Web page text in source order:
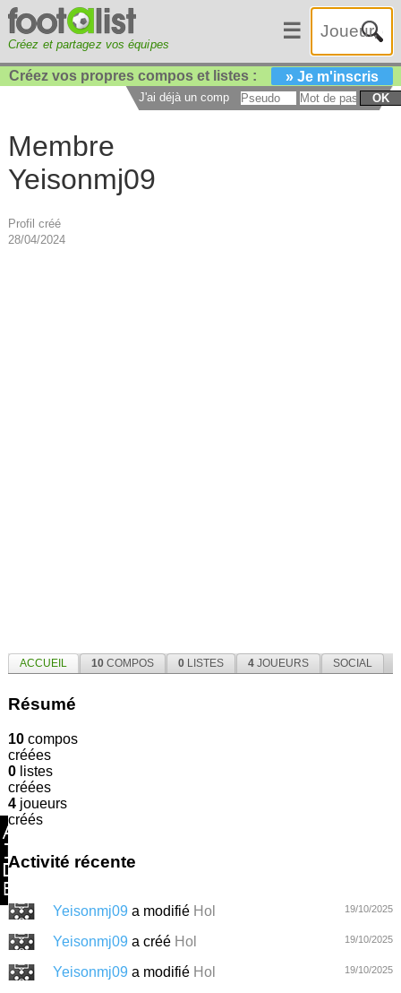
Créez et partagez vos équipes
☰
Créez vos propres compos et listes : » Je m'inscris
J'ai déjà un compte : OK
Membre
Yeisonmj09
Profil créé
28/04/2024
ACCUEIL 10COMPOS 0LISTES 4JOUEURS SOCIAL
Résumé
10compos
créées
0listes
créées
4joueurs
créés
Activité récente
Yeisonmj09 a modifié Hol 19/10/2025
Yeisonmj09 a créé Hol 19/10/2025
Yeisonmj09 a modifié Hol 19/10/2025